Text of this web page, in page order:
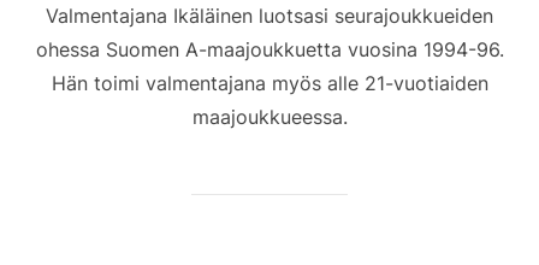
Valmentajana Ikäläinen luotsasi seurajoukkueiden
ohessa Suomen A-maajoukkuetta vuosina 1994-96.
Hän toimi valmentajana myös alle 21-vuotiaiden
maajoukkueessa.